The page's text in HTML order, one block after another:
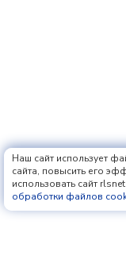
Наш сайт использует
сайта, повысить его
использовать сайт
обработки файлов